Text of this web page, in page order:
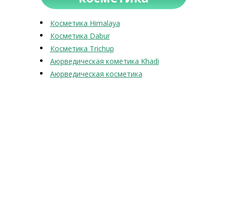
Косметика Himalaya
Косметика Dabur
Косметика Trichup
Аюрведическая кометика Khadi
Аюрведическая косметика